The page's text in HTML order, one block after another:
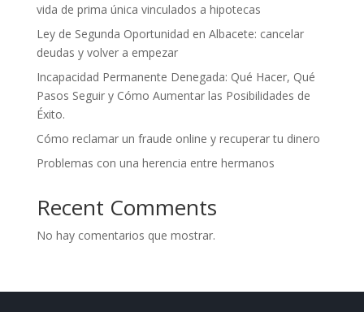
vida de prima única vinculados a hipotecas
Ley de Segunda Oportunidad en Albacete: cancelar
deudas y volver a empezar
Incapacidad Permanente Denegada: Qué Hacer, Qué
Pasos Seguir y Cómo Aumentar las Posibilidades de
Éxito.
Cómo reclamar un fraude online y recuperar tu dinero
Problemas con una herencia entre hermanos
Recent Comments
No hay comentarios que mostrar.